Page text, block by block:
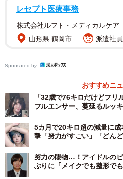
調査の結果、全体の64.0%が「
手の体型は重要」と回答し、内
って無視できない要素であること
そこで、「理想的な体型」を聞
（70人）と「標準体型」（60人
で、「グラマー」（1人）は少数
さや健康的なスタイルが支持さ
「スリム派」からは、「若々し
きている印象を受けるから。健
レセプト医療事務
株式会社ルフト・メディカルケア
山形県 鶴岡市
派遣社
Sponsored by
おすすめニ
「32歳で76キロだけどフ
フルエンサー、蔓延るルッ
5カ月で20キロ超の減量に
撃「努力がすごい」「どん
努力の賜物…！アイドルの
ぶりに「メイクでも整形で